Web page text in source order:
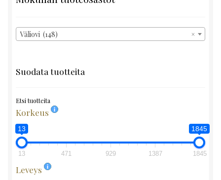
×
Väliovi (148)
Suodata tuotteita
Etsi tuotteita
Korkeus
13 1845
13 471 929 1387 1845
Leveys